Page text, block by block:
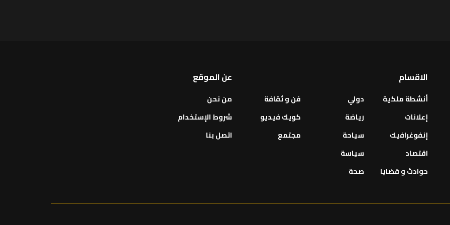
الاقسام
أنشطة ملكية
إعلانات
إنفوغرافيك
اقتصاد
حوادث و قضايا
دولي
رياضة
سياحة
سياسة
صحة
فن و ثقافة
كويك فيديو
مجتمع
عن الموقع
من نحن
شروط الإستخدام
اتصل بنا